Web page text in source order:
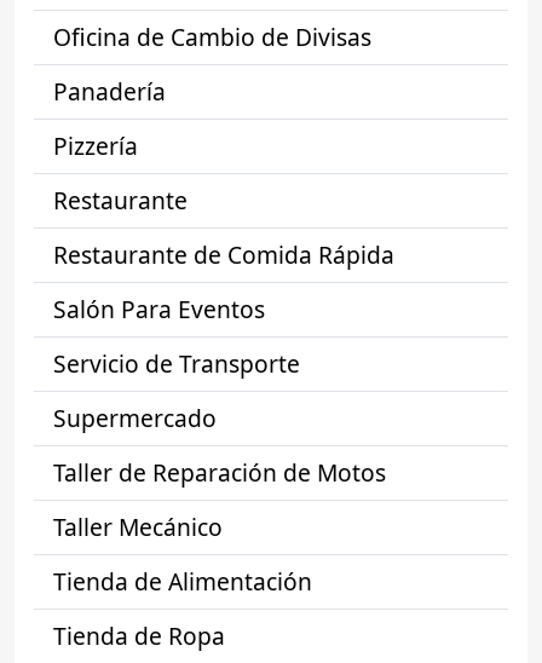
Oficina de Cambio de Divisas
Panadería
Pizzería
Restaurante
Restaurante de Comida Rápida
Salón Para Eventos
Servicio de Transporte
Supermercado
Taller de Reparación de Motos
Taller Mecánico
Tienda de Alimentación
Tienda de Ropa